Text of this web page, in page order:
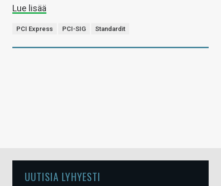
Lue lisää
PCI Express PCI-SIG Standardit
UUTISIA LYHYESTI